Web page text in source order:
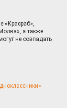
«Красраб»,
а также
не совпадать